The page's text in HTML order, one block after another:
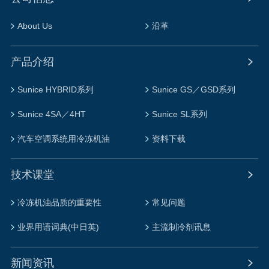
About Us 沿革
产品介绍
Sunice HYBRID系列 Sunice GS／GSD系列
Sunice 4SA／4HT Sunice SL系列
汽车空调系统用冷冻机油 资料下载
技术课堂
冷冻机油品质的重要性 常见问题
业界用语词典(中日英) 主流制冷剂讯息
新闻资讯